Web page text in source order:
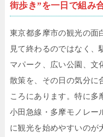
街歩き”を一日で組み
東京都多摩市の観光の面
見て終わるのではなく、
マパーク、広い公園、文
散策を、その日の気分に
ころにあります。特に多
小田急線・多摩モノレー
に観光を始めやすいのが